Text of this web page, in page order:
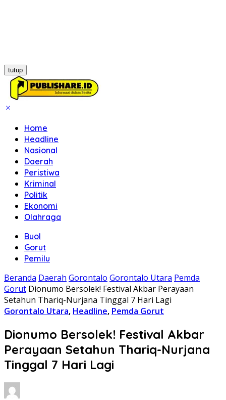
tutup
Home
Headline
Nasional
Daerah
Peristiwa
Kriminal
Politik
Ekonomi
Olahraga
Buol
Gorut
Pemilu
Beranda Daerah Gorontalo Gorontalo Utara Pemda
Gorut Dionumo Bersolek! Festival Akbar Perayaan
Setahun Thariq-Nurjana Tinggal 7 Hari Lagi
Gorontalo Utara, Headline, Pemda Gorut
Dionumo Bersolek! Festival Akbar
Perayaan Setahun Thariq-Nurjana
Tinggal 7 Hari Lagi